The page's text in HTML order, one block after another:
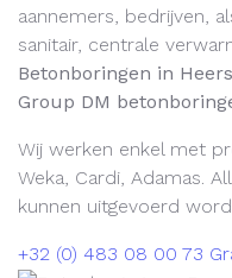
aannemers, bedrijven,
sanitair, centrale
Betonboringen in Heers
Group DM
Wij werken enkel met
Weka, Cardi, Adamas.
kunnen uitgevoerd
+32 (0) 483 08 00 73